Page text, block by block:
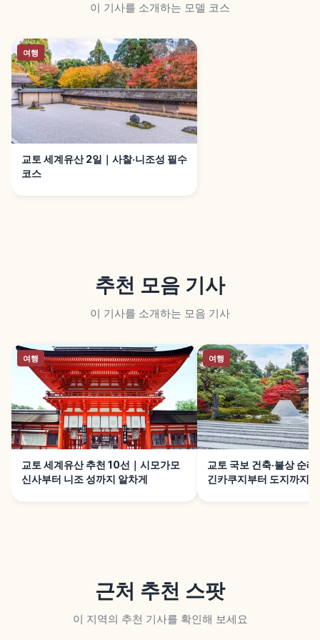
이 기사를 소개하는 모델 코스
여행
교토 세계유산 2일｜사찰·니조성 필수
코스
추천 모음 기사
이 기사를 소개하는 모음 기사
여행
교토 세계유산 추천 10선｜시모가모
신사부터 니조 성까지 알차게
여행
교토 국보 건축·불상 순
긴카쿠지부터 도지까지
근처 추천 스팟
이 지역의 추천 기사를 확인해 보세요